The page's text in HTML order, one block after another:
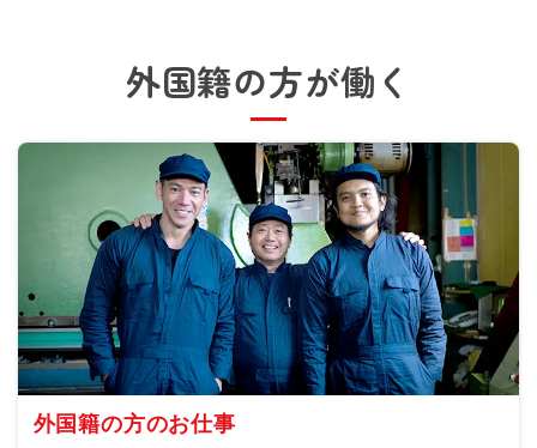
外国籍の方が働く
外国籍の方のお仕事